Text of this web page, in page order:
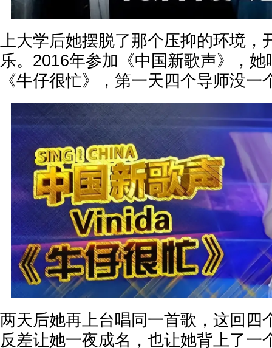
上大学后她摆脱了那个压抑的环境，
乐。2016年参加《中国新歌声》，
《牛仔很忙》，第一天四个导师没一
两天后她再上台唱同一首歌，这回四
反差让她一夜成名，也让她背上了